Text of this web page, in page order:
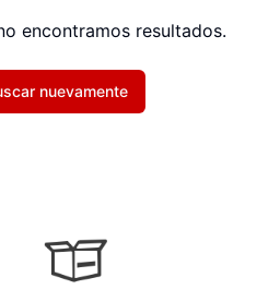
encontramos resultados.
nuevamente